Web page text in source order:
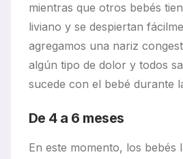
mientras que otros bebés
liviano y se despiertan
agregamos una nariz
algún tipo de dolor y todos
sucede con el bebé durante
De 4 a 6 meses
En este momento, los bebés